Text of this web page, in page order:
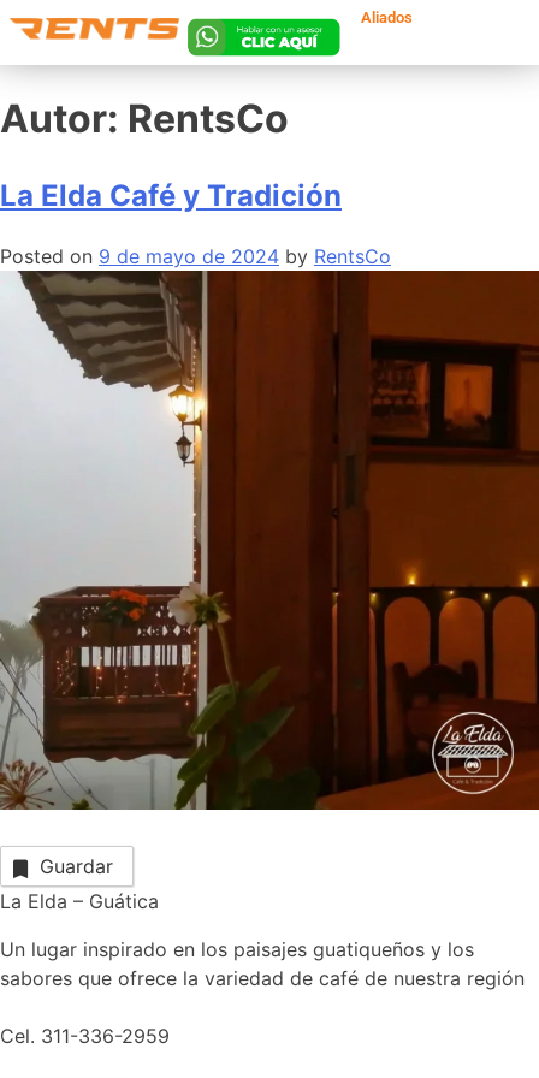
Aliados
Autor: RentsCo
La Elda Café y Tradición
Posted on 9 de mayo de 2024 by RentsCo
Guardar
La Elda – Guática
Un lugar inspirado en los paisajes guatiqueños y los
sabores que ofrece la variedad de café de nuestra región
Cel. 311-336-2959